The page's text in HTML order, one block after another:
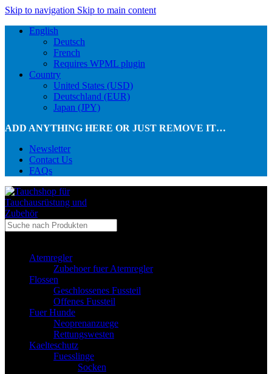
Skip to navigation Skip to main content
English
Deutsch
French
Requires WPML plugin
Country
United States (USD)
Deutschland (EUR)
Japan (JPY)
ADD ANYTHING HERE OR JUST REMOVE IT…
Newsletter
Contact Us
FAQs
Atemregler
Zubehoer fuer Atemregler
Flossen
Geschlossenes Fussteil
Offenes Fussteil
Fuer Hunde
Neoprenanzuege
Rettungswesten
Kaelteschutz
Fuesslinge
Socken